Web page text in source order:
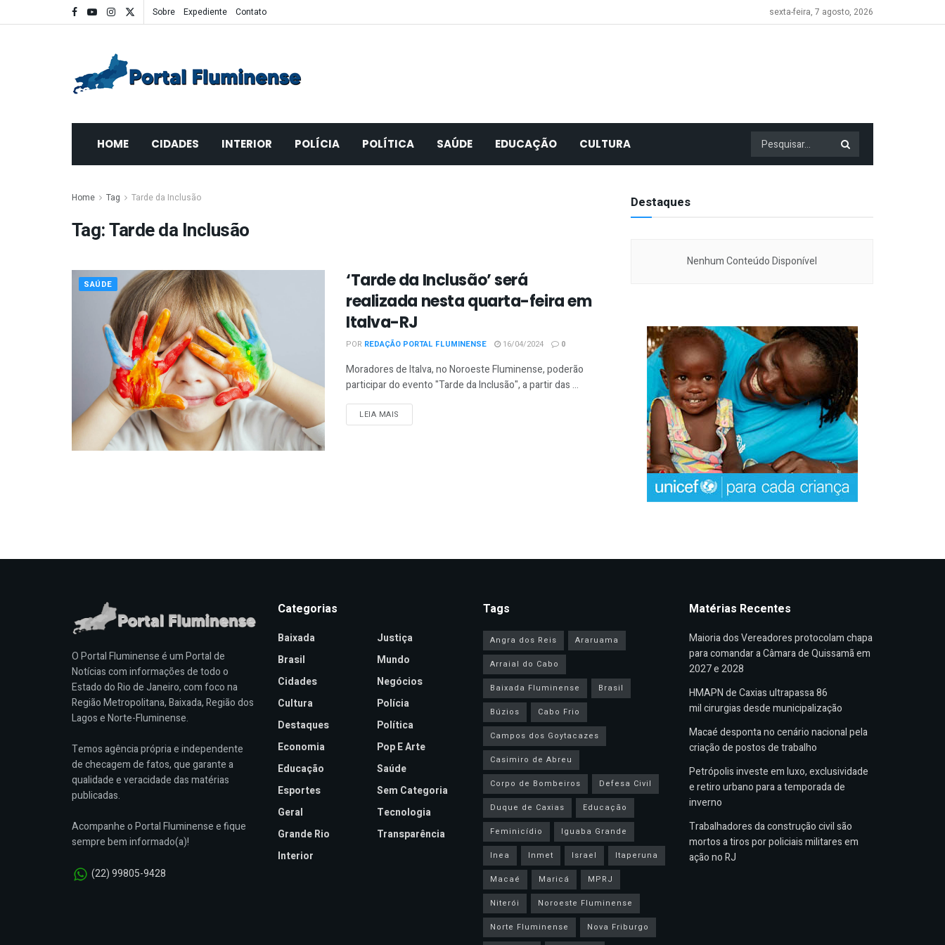
Sobre Expediente Contato sexta-feira, 7 agosto, 2026
HOME CIDADES INTERIOR POLÍCIA POLÍTICA SAÚDE EDUCAÇÃO CULTURA
Home Tag Tarde da Inclusão
Tag:Tarde da Inclusão
SAÚDE
‘Tarde da Inclusão’ será
realizada nesta quarta-feira em
Italva-RJ
POR REDAÇÃO PORTAL FLUMINENSE 16/04/2024 0
Moradores de Italva, no Noroeste Fluminense, poderão
participar do evento "Tarde da Inclusão", a partir das ...
LEIA MAIS
Destaques
Nenhum Conteúdo Disponível
O Portal Fluminense é um Portal de
Notícias com informações de todo o
Estado do Rio de Janeiro, com foco na
Região Metropolitana, Baixada, Região dos
Lagos e Norte-Fluminense.
Temos agência própria e independente
de checagem de fatos, que garante a
qualidade e veracidade das matérias
publicadas.
Acompanhe o Portal Fluminense e fique
sempre bem informado(a)!
(22) 99805-9428
Categorias
Baixada
Brasil
Cidades
Cultura
Destaques
Economia
Educação
Esportes
Geral
Grande Rio
Interior
Justiça
Mundo
Negócios
Polícia
Política
Pop E Arte
Saúde
Sem Categoria
Tecnologia
Transparência
Tags
Angra dos Reis
Araruama
Arraial do Cabo
Baixada Fluminense
Brasil
Búzios
Cabo Frio
Campos dos Goytacazes
Casimiro de Abreu
Corpo de Bombeiros
Defesa Civil
Duque de Caxias
Educação
Feminicídio
Iguaba Grande
Inea
Inmet Israel
Itaperuna
Macaé
Maricá
MPRJ
Niterói
Noroeste Fluminense
Norte Fluminense
Nova Friburgo
Matérias Recentes
Maioria dos Vereadores protocolam chapa
para comandar a Câmara de Quissamã em
2027 e 2028
HMAPN de Caxias ultrapassa 86
mil cirurgias desde municipalização
Macaé desponta no cenário nacional pela
criação de postos de trabalho
Petrópolis investe em luxo, exclusividade
e retiro urbano para a temporada de
inverno
Trabalhadores da construção civil são
mortos a tiros por policiais militares em
ação no RJ